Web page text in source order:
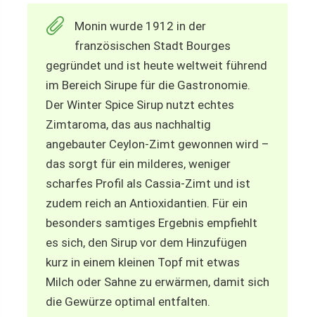
Monin wurde 1912 in der
französischen Stadt Bourges
gegründet und ist heute weltweit führend
im Bereich Sirupe für die Gastronomie.
Der Winter Spice Sirup nutzt echtes
Zimtaroma, das aus nachhaltig
angebauter Ceylon-Zimt gewonnen wird –
das sorgt für ein milderes, weniger
scharfes Profil als Cassia‑Zimt und ist
zudem reich an Antioxidantien. Für ein
besonders samtiges Ergebnis empfiehlt
es sich, den Sirup vor dem Hinzufügen
kurz in einem kleinen Topf mit etwas
Milch oder Sahne zu erwärmen, damit sich
die Gewürze optimal entfalten.